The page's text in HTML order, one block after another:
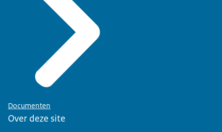
Documenten
Over deze site